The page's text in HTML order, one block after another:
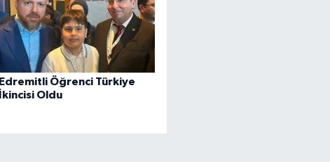
Edremitli Öğrenci Türkiye
İkincisi Oldu